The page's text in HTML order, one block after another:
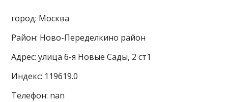
город: Москва
Район: Ново-Переделкино район
Адрес: улица 6-я Новые Сады, 2 ст1
Индекс: 119619.0
Телефон: nan